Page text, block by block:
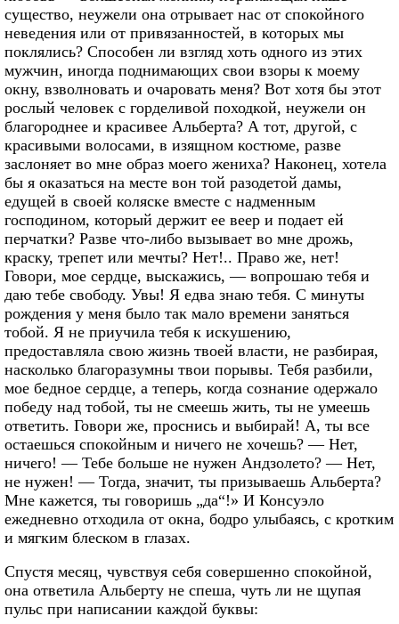
существо, неужели она отрывает нас от спокойного
неведения или от привязанностей, в которых мы
поклялись? Способен ли взгляд хоть одного из этих
мужчин, иногда поднимающих свои взоры к моему
окну, взволновать и очаровать меня? Вот хотя бы этот
рослый человек с горделивой походкой, неужели он
благороднее и красивее Альберта? А тот, другой, с
красивыми волосами, в изящном костюме, разве
заслоняет во мне образ моего жениха? Наконец, хотела
бы я оказаться на месте вон той разодетой дамы,
едущей в своей коляске вместе с надменным
господином, который держит ее веер и подает ей
перчатки? Разве что-либо вызывает во мне дрожь,
краску, трепет или мечты? Нет!.. Право же, нет!
Говори, мое сердце, выскажись, — вопрошаю тебя и
даю тебе свободу. Увы! Я едва знаю тебя. С минуты
рождения у меня было так мало времени заняться
тобой. Я не приучила тебя к искушению,
предоставляла свою жизнь твоей власти, не разбирая,
насколько благоразумны твои порывы. Тебя разбили,
мое бедное сердце, а теперь, когда сознание одержало
победу над тобой, ты не смеешь жить, ты не умеешь
ответить. Говори же, проснись и выбирай! А, ты все
остаешься спокойным и ничего не хочешь? — Нет,
ничего! — Тебе больше не нужен Андзолето? — Нет,
не нужен! — Тогда, значит, ты призываешь Альберта?
Мне кажется, ты говоришь „да“!» И Консуэло
ежедневно отходила от окна, бодро улыбаясь, с кротким
и мягким блеском в глазах.
Спустя месяц, чувствуя себя совершенно спокойной,
она ответила Альберту не спеша, чуть ли не щупая
пульс при написании каждой буквы: